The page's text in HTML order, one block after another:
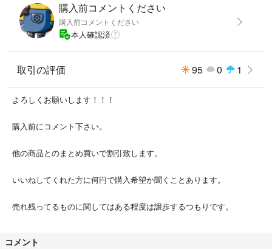
購入前コメントください
購入前コメントください
本人確認済
取引の評価 95 0 1
よろしくお願いします！！！
購入前にコメント下さい。
他の商品とのまとめ買いで割引致します。
いいねしてくれた方に何円で購入希望か聞くことあります。
売れ残ってるものに関してはある程度は譲歩するつもりです。
コメント